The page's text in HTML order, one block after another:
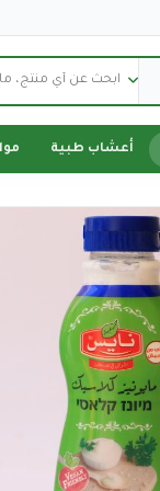
أعشاب طبية